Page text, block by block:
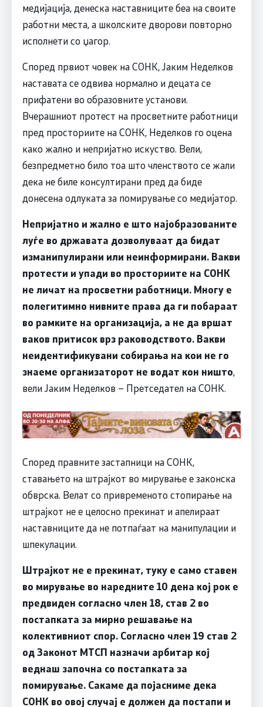
медијација, денеска наставниците беа на своите
работни места, а школските дворови повторно
исполнети со џагор.
Според првиот човек на СОНК, Јаким Неделков
наставата се одвива нормално и децата се
прифатени во образовните установи.
Вчерашниот протест на просветните работници
пред просториите на СОНК, Неделков го оцена
како жално и непријатно искуство. Вели,
безпредметно било тоа што членството се жали
дека не биле консултирани пред да биде
донесена одлуката за помирување со медијатор.
Непријатно и жално е што најобразованите
луѓе во државата дозволуваат да бидат
изманипулирани или неинформирани. Вакви
протести и упади во просториите на СОНК
не личат на просветни работници. Многу е
полегитимно нивните права да ги побараат
во рамките на организaција, а не да вршат
ваков притисок врз раководството. Вакви
неидентификувани собирања на кои не го
знаеме организаторот не водат кон ништо,
вели Јаким Неделков – Претседател на СОНК.
Според правните застапници на СОНК,
ставањето на штрајкот во мирување е законска
обврска. Велат со привременото стопирање на
штрајкот не е целосно прекинат и апелираат
наставниците да не потпаѓаат на манипулации и
шпекулации.
Штрајкот не е прекинат, туку е само ставен
во мирување во наредните 10 дена кој рок е
предвиден согласно член 18, став 2 во
постапката за мирно решавање на
колективниот спор. Согласно член 19 став 2
од Законот МТСП назначи арбитар кој
веднаш започна со постапката за
помирување. Сакаме да појасниме дека
СОНК во овој случај е должен да постапи и